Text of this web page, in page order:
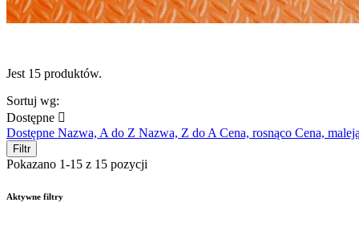
Jest 15 produktów.
Sortuj wg:
Dostępne 
Dostępne Nazwa, A do Z Nazwa, Z do ACena, rosnąco Cena,
Filtr
Pokazano 1-15 z 15 pozycji
Aktywne filtry